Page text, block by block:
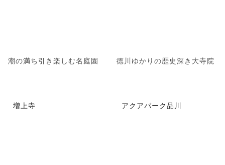
潮の満ち引き楽しむ名庭園 徳川ゆかりの歴史深き大寺院
増上寺 アクアパーク品川